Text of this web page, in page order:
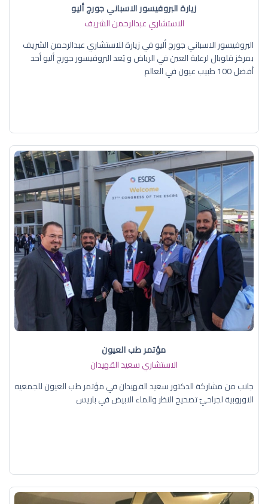
زيارة البروفيسور الاسباني جورج أليو
الاستشاري عبدالرحمن الشريف
البروفيسور الاسباني جورج أليو في زيارة للاستشاري عبدالرحمن الشريف
بمركز قلوبال لرعاية العين في الرياض و يُعد البروفيسور جورج أليو أحد
أفضل 100 طبيب عيون في العالم
مؤتمر طب العيون
الاستشاري سعيد القهيدان
جانب من مشاركة الدكتور سعيد القهيدان في مؤتمر طب العيون للجمعيه
الاوروبية لجراحيّ تصحيح النظر والماء الابيض في باريس